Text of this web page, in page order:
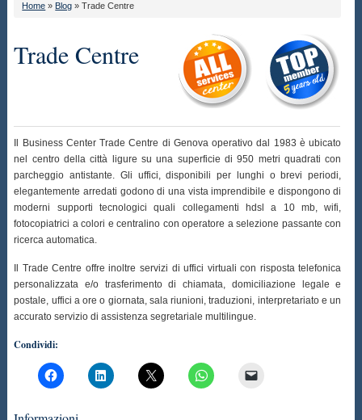
Home » Blog »Trade Centre
Trade Centre
Il Business Center Trade Centre di Genova operativo dal 1983 è ubicato
nel centro della città ligure su una superficie di 950 metri quadrati con
parcheggio antistante. Gli uffici, disponibili per lunghi o brevi periodi,
elegantemente arredati godono di una vista imprendibile e dispongono di
moderni supporti tecnologici quali collegamenti hdsl a 10 mb, wifi,
fotocopiatrici a colori e centralino con operatore a selezione passante con
ricerca automatica.
Il Trade Centre offre inoltre servizi di uffici virtuali con risposta telefonica
personalizzata e/o trasferimento di chiamata, domiciliazione legale e
postale, uffici a ore o giornata, sala riunioni, traduzioni, interpretariato e un
accurato servizio di assistenza segretariale multilingue.
Condividi: